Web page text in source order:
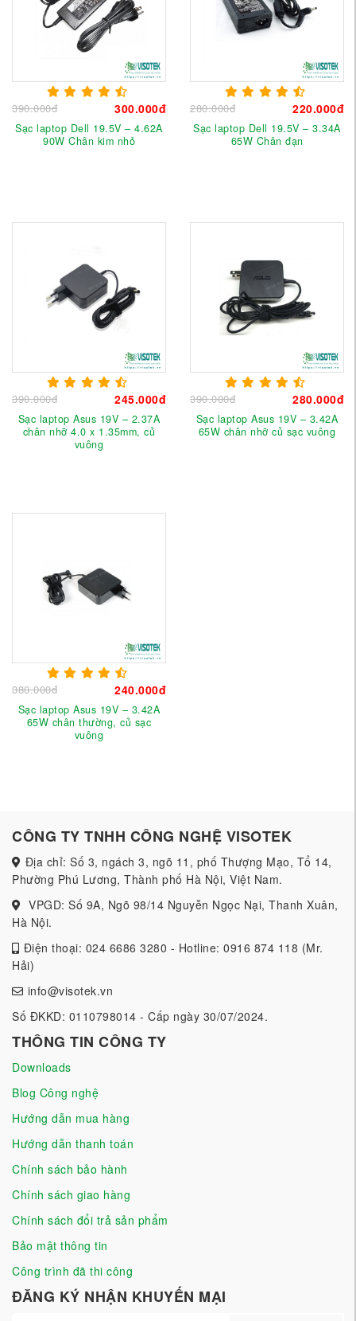
390.000đ 300.000đ
Sạc laptop Dell 19.5V – 4.62A
90W Chân kim nhỏ
280.000đ 220.000đ
Sạc laptop Dell 19.5V – 3.34A
65W Chân đạn
390.000đ 245.000đ
Sạc laptop Asus 19V – 2.37A
chân nhỡ 4.0 x 1.35mm, củ
vuông
390.000đ 280.000đ
Sạc laptop Asus 19V – 3.42A
65W chân nhỡ củ sạc vuông
380.000đ 240.000đ
Sạc laptop Asus 19V – 3.42A
65W chân thường, củ sạc
vuông
CÔNG TY TNHH CÔNG NGHỆ VISOTEK
Địa chỉ: Số 3, ngách 3, ngõ 11, phố Thượng Mạo, Tổ 14,
Phường Phú Lương, Thành phố Hà Nội, Việt Nam.
VPGD: Số 9A, Ngõ 98/14 Nguyễn Ngọc Nại, Thanh Xuân,
Hà Nội.
Điện thoại: 024 6686 3280 - Hotline: 0916 874 118 (Mr.
Hải)
info@visotek.vn
Số ĐKKD: 0110798014 - Cấp ngày 30/07/2024.
THÔNG TIN CÔNG TY
Downloads
Blog Công nghệ
Hướng dẫn mua hàng
Hướng dẫn thanh toán
Chính sách bảo hành
Chính sách giao hàng
Chính sách đổi trả sản phẩm
Bảo mật thông tin
Công trình đã thi công
ĐĂNG KÝ NHẬN KHUYẾN MẠI